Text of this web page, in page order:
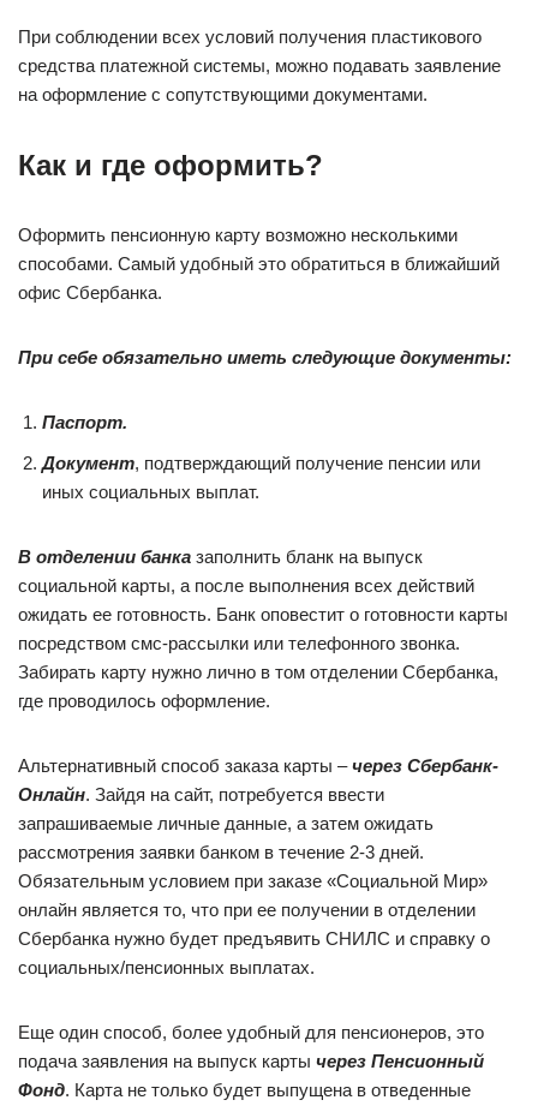
При соблюдении всех условий получения пластикового
средства платежной системы, можно подавать заявление
на оформление с сопутствующими документами.
Как и где оформить?
Оформить пенсионную карту возможно несколькими
способами. Самый удобный это обратиться в ближайший
офис Сбербанка.
При себе обязательно иметь следующие документы:
Паспорт.
Документ, подтверждающий получение пенсии или
иных социальных выплат.
В отделении банка заполнить бланк на выпуск
социальной карты, а после выполнения всех действий
ожидать ее готовность. Банк оповестит о готовности карты
посредством смс-рассылки или телефонного звонка.
Забирать карту нужно лично в том отделении Сбербанка,
где проводилось оформление.
Альтернативный способ заказа карты –через Сбербанк-
Онлайн. Зайдя на сайт, потребуется ввести
запрашиваемые личные данные, а затем ожидать
рассмотрения заявки банком в течение 2-3 дней.
Обязательным условием при заказе «Социальной Мир»
онлайн является то, что при ее получении в отделении
Сбербанка нужно будет предъявить СНИЛС и справку о
социальных/пенсионных выплатах.
Еще один способ, более удобный для пенсионеров, это
подача заявления на выпуск карты через Пенсионный
Фонд. Карта не только будет выпущена в отведенные